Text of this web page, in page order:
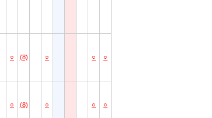
○ (8) ○ ○ ○
○ (8) ○ ○ ○